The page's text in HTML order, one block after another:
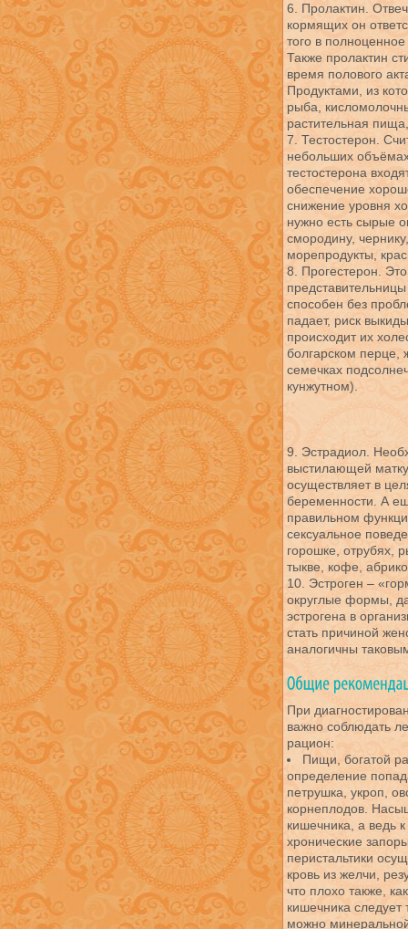
6. Пролактин.
кормящих он
того в
Также пролактин
время полового
Продуктами, из
рыба,
растительная
7. Тестостерон.
небольших
тестостерона
обеспечение
снижение уровня
нужно есть сырые
смородину,
морепродукты,
8. Прогестерон.
способен без
падает, риск
происходит их
болгарском перце,
семечках
кунжутном).
9. Эстрадиол.
выстилающей
осуществляет в
беременности. А
правильном
сексуальное
горошке, отрубях,
тыкве, кофе,
10. Эстроген –
округлые формы,
эстрогена в
стать причиной
аналогичны
При
важно соблюдать
рацион:
Пищи, богатой
определение
петрушка, укроп,
корнеплодов.
кишечника, а ведь
хронические
перистальтики
кровь из желчи,
что плохо также,
кишечника
можно